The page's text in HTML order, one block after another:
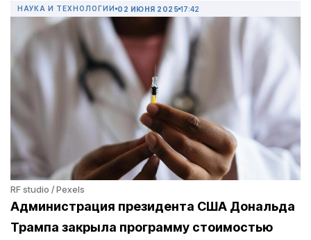
НАУКА И ТЕХНОЛОГИИ 02 ИЮНЯ 2025 17:42
RF studio / Pexels
Администрация президента США Дональда
Трампа закрыла программу стоимостью